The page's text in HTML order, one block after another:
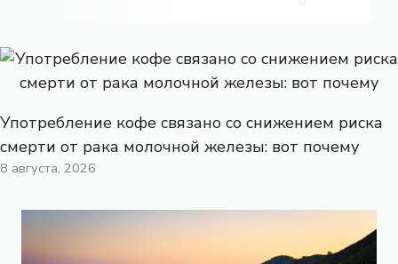
Употребление кофе связано со снижением риска
смерти от рака молочной железы: вот почему
8 августа, 2026